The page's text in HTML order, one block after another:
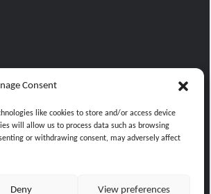
Consent
like cookies to store and/or access device
will allow us to process data such as browsing
or withdrawing consent, may adversely affect
Deny View preferences